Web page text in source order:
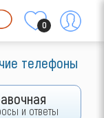
0
телефоны
и ответы